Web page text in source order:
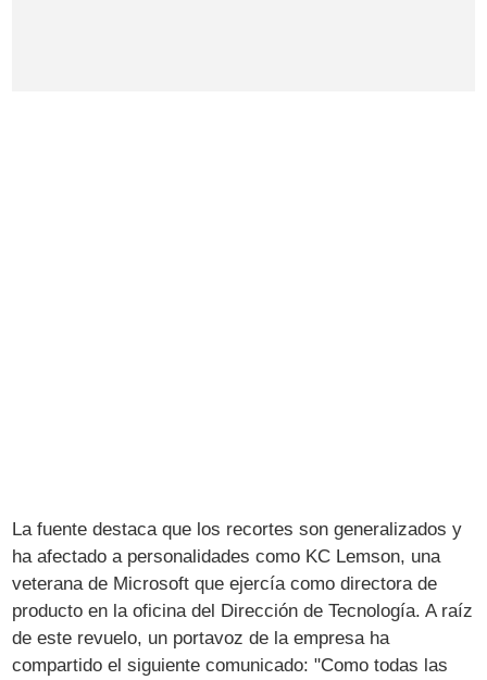
La fuente destaca que los recortes son generalizados y
ha afectado a personalidades como KC Lemson, una
veterana de Microsoft que ejercía como directora de
producto en la oficina del Dirección de Tecnología. A raíz
de este revuelo, un portavoz de la empresa ha
compartido el siguiente comunicado: "Como todas las